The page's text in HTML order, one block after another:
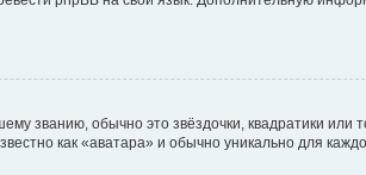
званию, обычно это звёздочки, квадратики или
как «аватара» и обычно уникально для